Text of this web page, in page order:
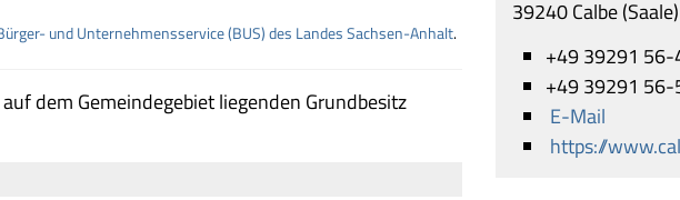
und Unternehmensservice (BUS) des Landes Sachsen-Anhalt.
dem Gemeindegebiet liegenden Grundbesitz
39240 Calbe (Saale)
+49 39291 56-
+49 39291
E-Mail
https://